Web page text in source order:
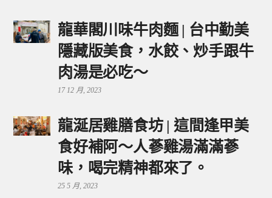
龍華閣川味牛肉麵 | 台中勤美
隱藏版美食，水餃、炒手跟牛
肉湯是必吃～
17 12 月, 2023
龍涎居雞膳食坊 | 這間逢甲美
食好補阿～人蔘雞湯滿滿蔘
味，喝完精神都來了。
25 5 月, 2023